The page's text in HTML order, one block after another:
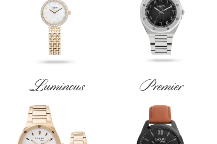
Premier
Luminous